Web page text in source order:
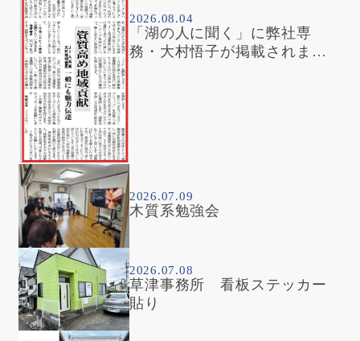
2026.08.04
「湖の人に聞く」に弊社専
務・大村悟子が掲載されまし
2026.07.09
木質系勉強会
2026.07.08
草津事務所 看板ステッカー
貼り